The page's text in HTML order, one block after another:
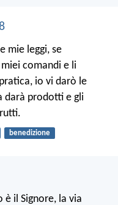
mie leggi, se
comandi e li
io vi darò le
darà prodotti e gli
benedizione
è il Signore, la via